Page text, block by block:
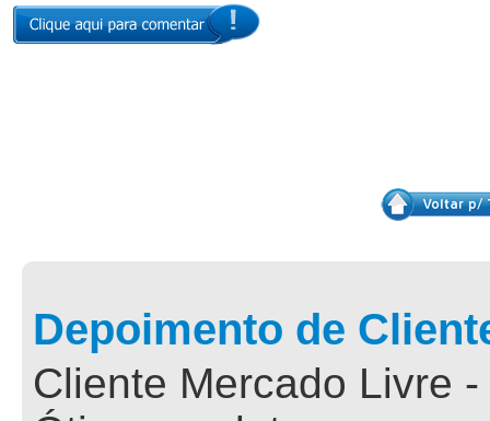
Depoimento de
Cliente Mercado Livre